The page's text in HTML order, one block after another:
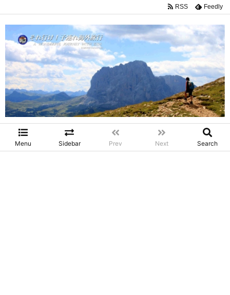
Menu Sidebar Prev Next Search
RSS Feedly